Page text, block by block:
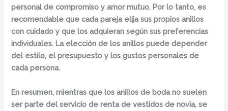
personal de compromiso y amor mutuo. Por lo tanto, es
recomendable que cada pareja elija sus propios anillos
con cuidado y que los adquieran según sus preferencias
individuales. La elección de los anillos puede depender
del estilo, el presupuesto y los gustos personales de
cada persona.
En resumen, mientras que los anillos de boda no suelen
ser parte del servicio de renta de vestidos de novia, se